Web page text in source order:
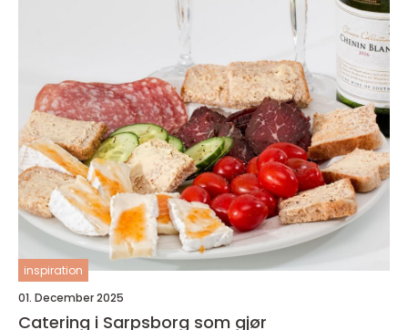
inspiration
01. December 2025
Catering i Sarpsborg som gjør